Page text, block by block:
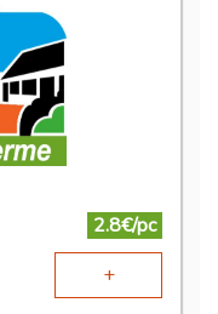
2.8€/pc
+